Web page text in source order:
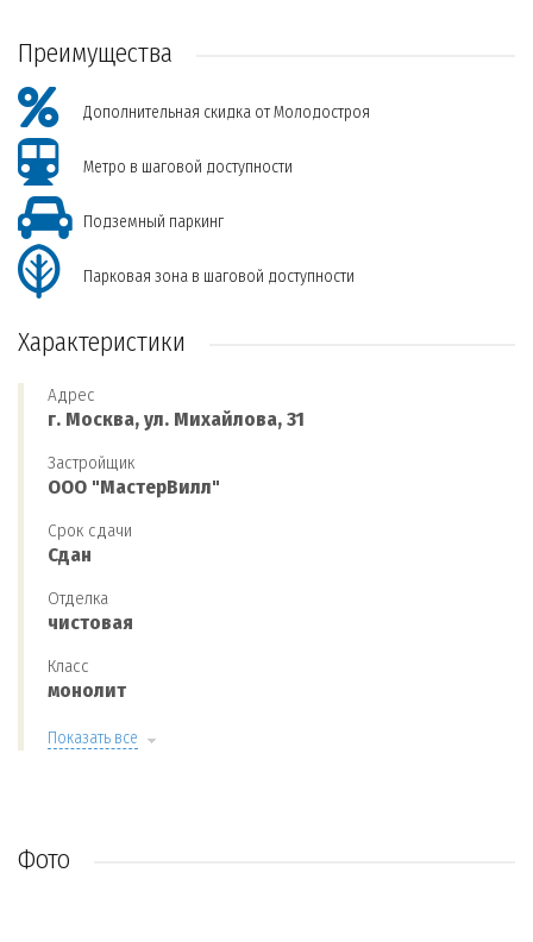
Преимущества
Дополнительная скидка от Молодостроя
Метро в шаговой доступности
Подземный паркинг
Парковая зона в шаговой доступности
Характеристики
Адрес
г. Москва, ул. Михайлова, 31
Застройщик
ООО "МастерВилл"
Срок сдачи
Сдан
Отделка
чистовая
Класс
монолит
Показать все
Фото